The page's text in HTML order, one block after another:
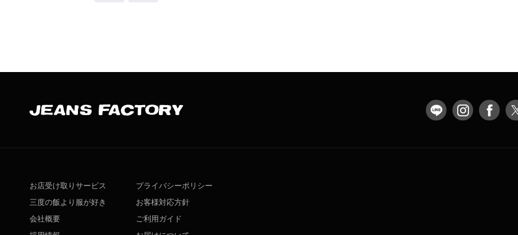
お店受け取りサービス
三度の飯より服が好き
会社概要
プライバシーポリシー
お客様対応方針
ご利用ガイド